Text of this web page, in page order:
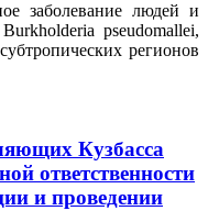
заболевание людей и
pseudomallei,
регионов
Кузбасса
ответственности
и проведении